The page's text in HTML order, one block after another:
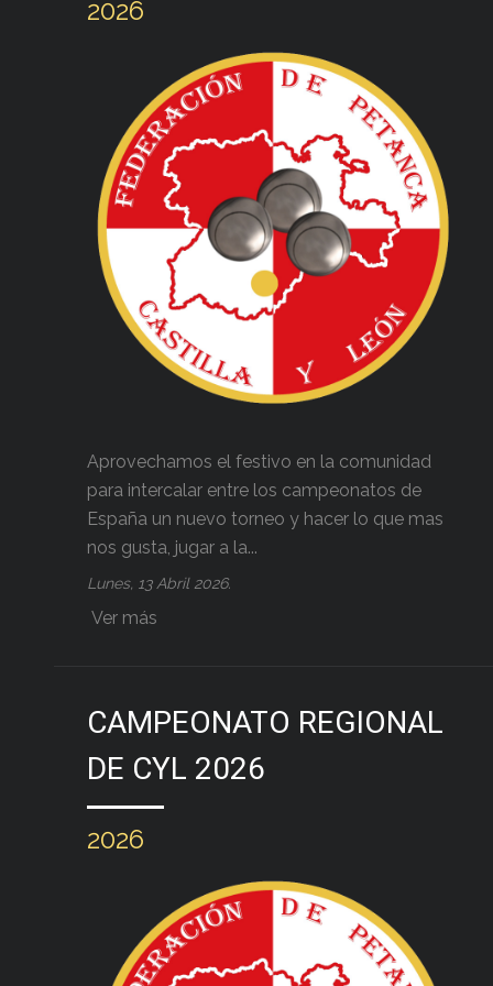
2026
Aprovechamos el festivo en la comunidad
para intercalar entre los campeonatos de
España un nuevo torneo y hacer lo que mas
nos gusta, jugar a la...
Lunes, 13 Abril 2026.
Ver más
CAMPEONATO REGIONAL
DE CYL 2026
2026